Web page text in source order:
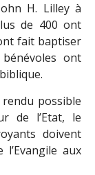
H. Lilley à
de 400 ont
fait baptiser
ont
rendu possible
de l’Etat, le
doivent
aux